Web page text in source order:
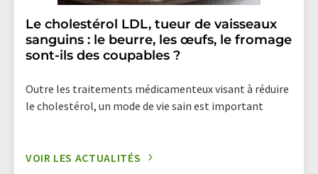
Le cholestérol LDL, tueur de vaisseaux
sanguins : le beurre, les œufs, le fromage
sont-ils des coupables ?
Outre les traitements médicamenteux visant à réduire
le cholestérol, un mode de vie sain est important
VOIR LES ACTUALITÉS